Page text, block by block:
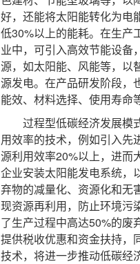
好，还能将太阳能转化为电
低30%以上的能耗。在生产
业中，可引入高效节能设备
源，如太阳能、风能等，以
源发电。在产品研发阶段，
能效、材料选择、使用寿命
过程型低碳经济发展模式
用效率的技术，例如引入先
源利用效率20%以上，进而
企业安装太阳能发电系统，
弃物的减量化、资源化和无
现资源再利用，防止环境污
了生产过程中高达50%的废
提供税收优惠和资金扶持，
技术，将进一步推动低碳经